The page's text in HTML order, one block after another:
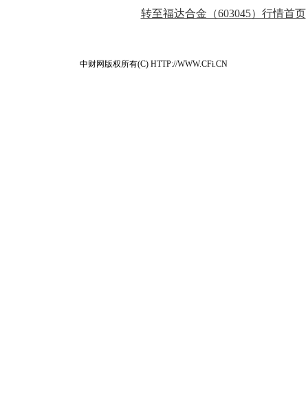
转至福达合金（603045）行情首页
中财网版权所有(C) HTTP://WWW.CFi.CN